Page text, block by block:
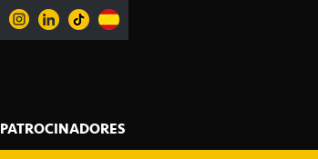
PATROCINADORES